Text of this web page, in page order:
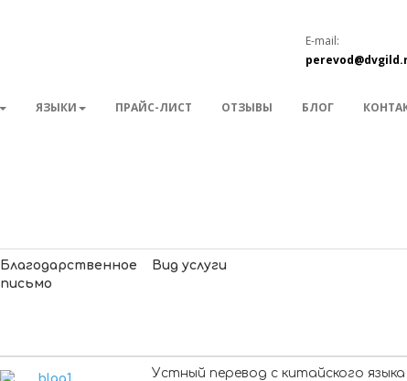
E-mail:
ЯЗЫКИ ПРАЙС-ЛИСТ ОТЗЫВЫ БЛОГ
Благодарственное
письмо
Вид услуги
Устный перевод с китайского